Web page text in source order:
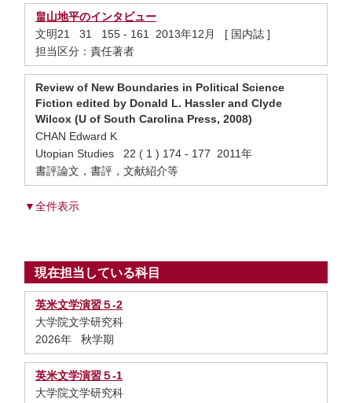
畠山地平のインタビュー
文明21 31 155 - 161 2013年12月 [ 国内誌 ]
担当区分：責任著者
Review of New Boundaries in Political Science
Fiction edited by Donald L. Hassler and Clyde
Wilcox (U of South Carolina Press, 2008)
CHAN Edward K
Utopian Studies 22 ( 1 ) 174 - 177 2011年
書評論文，書評，文献紹介等
▼全件表示
現在担当している科目
英米文学演習５-2
大学院文学研究科
2026年 秋学期
英米文学演習５-1
大学院文学研究科